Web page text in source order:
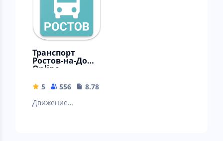
Транспорт
Ростов-на-Дону
Online
5 556
8.78 MB
Движение